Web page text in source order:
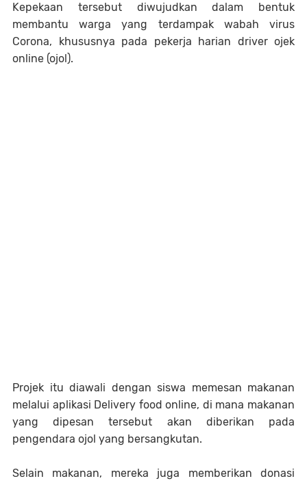
Kepekaan tersebut diwujudkan dalam bentuk
membantu warga yang terdampak wabah virus
Corona, khususnya pada pekerja harian driver ojek
online (ojol).
Projek itu diawali dengan siswa memesan makanan
melalui aplikasi Delivery food online, di mana makanan
yang dipesan tersebut akan diberikan pada
pengendara ojol yang bersangkutan.
Selain makanan, mereka juga memberikan donasi